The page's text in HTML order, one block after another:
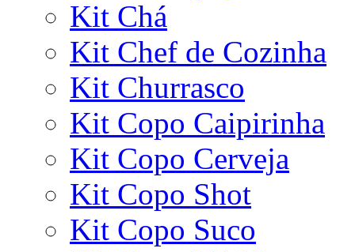
Kit Chá
Kit Chef de Cozinha
Kit Churrasco
Kit Copo Caipirinha
Kit Copo Cerveja
Kit Copo Shot
Kit Copo Suco